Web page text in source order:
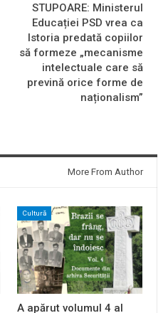
STUPOARE: Ministerul
Educației PSD vrea ca
Istoria predată copiilor
să formeze „mecanisme
intelectuale care să
prevină orice forme de
naționalism”
More From Author
Cultură
A apărut volumul 4 al